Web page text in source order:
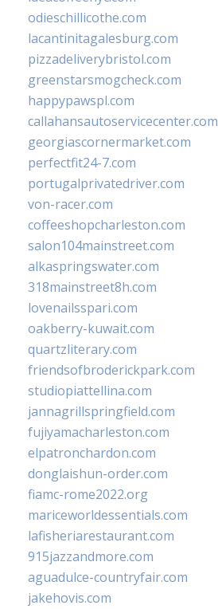
odieschillicothe.com
lacantinitagalesburg.com
pizzadeliverybristol.com
greenstarsmogcheck.com
happypawspl.com
callahansautoservicecenter.com
georgiascornermarket.com
perfectfit24-7.com
portugalprivatedriver.com
von-racer.com
coffeeshopcharleston.com
salon104mainstreet.com
alkaspringswater.com
318mainstreet8h.com
lovenailsspari.com
oakberry-kuwait.com
quartzliterary.com
friendsofbroderickpark.com
studiopiattellina.com
jannagrillspringfield.com
fujiyamacharleston.com
elpatronchardon.com
donglaishun-order.com
fiamc-rome2022.org
mariceworldessentials.com
lafisheriarestaurant.com
915jazzandmore.com
aguadulce-countryfair.com
jakehovis.com